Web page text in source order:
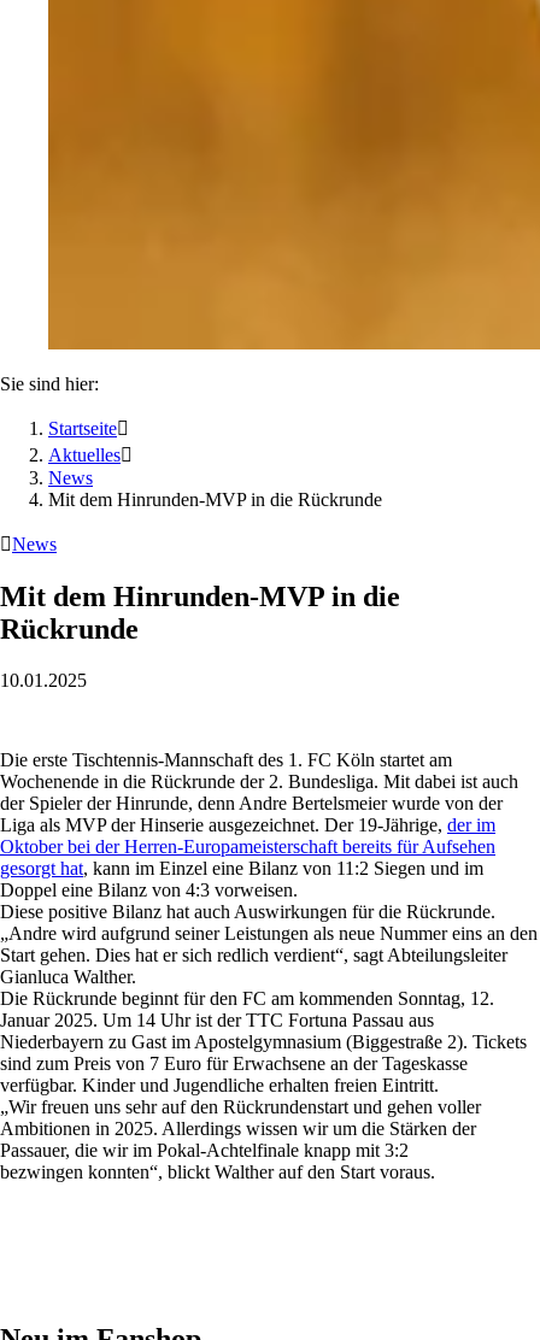
Sie sind hier:
Startseite
Aktuelles
News
Mit dem Hinrunden-MVP in die Rückrunde
News
Mit dem Hinrunden-MVP in die
Rückrunde
10.01.2025
Die erste Tischtennis-Mannschaft des 1. FC Köln startet am
Wochenende in die Rückrunde der 2. Bundesliga. Mit dabei ist auch
der Spieler der Hinrunde, denn Andre Bertelsmeier wurde von der
Liga als MVP der Hinserie ausgezeichnet. Der 19-Jährige, der im
Oktober bei der Herren-Europameisterschaft bereits für Aufsehen
gesorgt hat, kann im Einzel eine Bilanz von 11:2 Siegen und im
Doppel eine Bilanz von 4:3 vorweisen.
Diese positive Bilanz hat auch Auswirkungen für die Rückrunde.
„Andre wird aufgrund seiner Leistungen als neue Nummer eins an den
Start gehen. Dies hat er sich redlich verdient“, sagt Abteilungsleiter
Gianluca Walther.
Die Rückrunde beginnt für den FC am kommenden Sonntag, 12.
Januar 2025. Um 14 Uhr ist der TTC Fortuna Passau aus
Niederbayern zu Gast im Apostelgymnasium (Biggestraße 2). Tickets
sind zum Preis von 7 Euro für Erwachsene an der Tageskasse
verfügbar. Kinder und Jugendliche erhalten freien Eintritt.
„Wir freuen uns sehr auf den Rückrundenstart und gehen voller
Ambitionen in 2025. Allerdings wissen wir um die Stärken der
Passauer, die wir im Pokal-Achtelfinale knapp mit 3:2
bezwingen konnten“, blickt Walther auf den Start voraus.